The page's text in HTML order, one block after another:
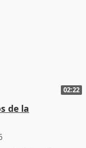
02:22
de la